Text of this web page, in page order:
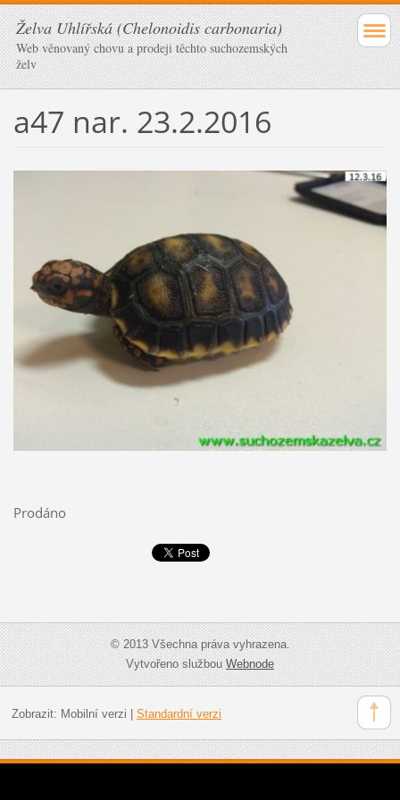
Želva Uhlířská (Chelonoidis carbonaria)
Web věnovaný chovu a prodeji těchto suchozemských
želv
a47 nar. 23.2.2016
Prodáno
© 2013 Všechna práva vyhrazena.
Vytvořeno službouWebnode
Zobrazit: Mobilní verzi | Standardní verzi